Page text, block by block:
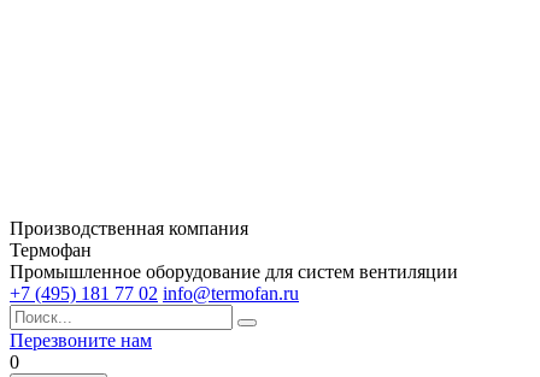
Производственная компания
Термофан
Промышленное оборудование для систем вентиляции
+7 (495) 181 77 02 info@termofan.ru
Перезвоните нам
0